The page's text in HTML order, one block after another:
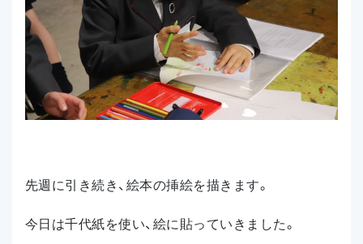
先週に引き続き、絵本の挿絵を描きます。
今日は千代紙を使い、絵に貼っていきました。